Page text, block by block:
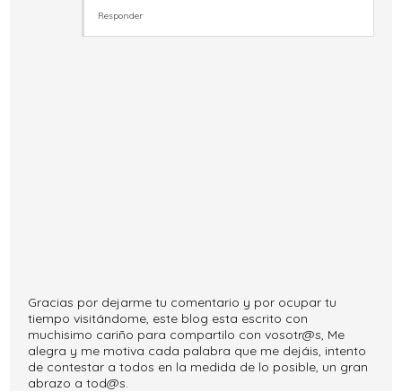
Responder
Gracias por dejarme tu comentario y por ocupar tu
tiempo visitándome, este blog esta escrito con
muchisimo cariño para compartilo con vosotr@s, Me
alegra y me motiva cada palabra que me dejáis, intento
de contestar a todos en la medida de lo posible, un gran
abrazo a tod@s.